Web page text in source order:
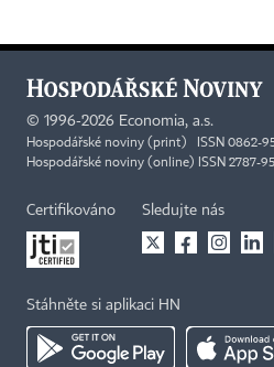
© 1996-2026 Economia, a.s.
Hospodářské noviny (print) ISSN 0862-
Hospodářské noviny (online) ISSN 2787-
Certifikováno Sledujte nás
Stáhněte si aplikaci HN